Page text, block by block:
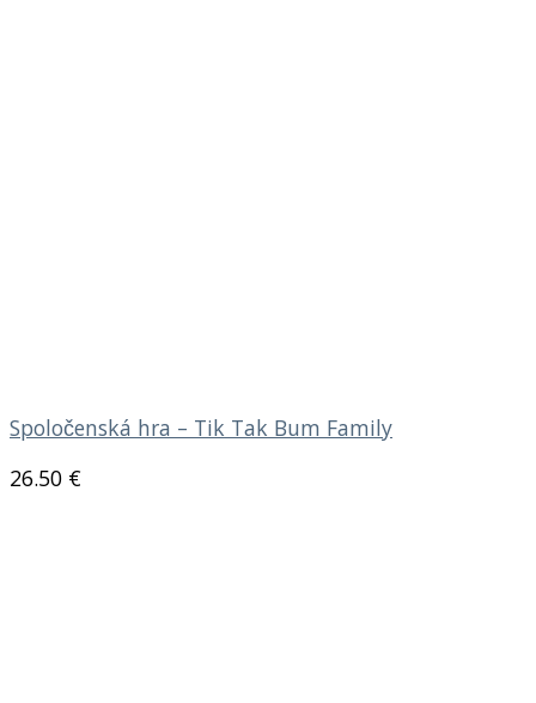
Spoločenská hra – Tik Tak Bum Family
26.50 €